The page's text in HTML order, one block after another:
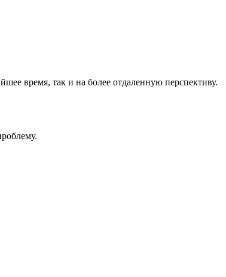
время, так и на более отдаленную перспективу.